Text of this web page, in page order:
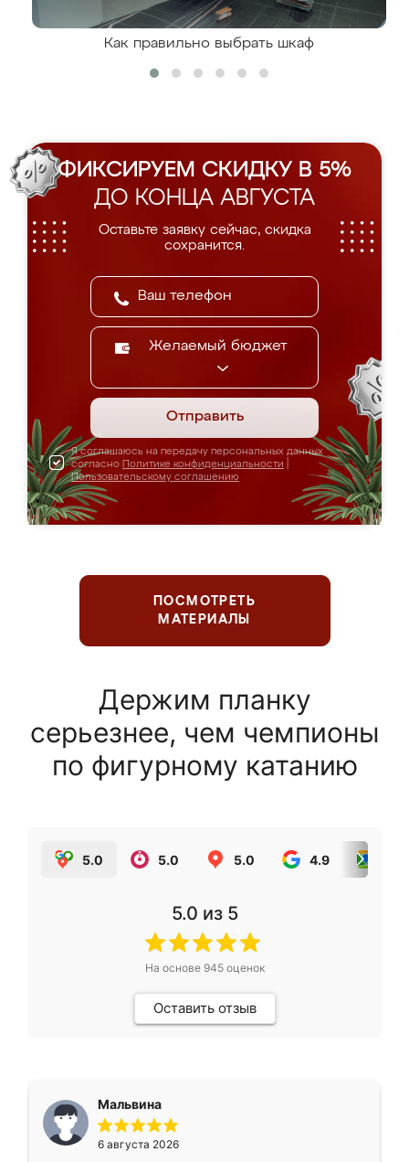
Как правильно выбрать шкаф
ФИКСИРУЕМ СКИДКУ В 5%
ДО КОНЦА АВГУСТА
Оставьте заявку сейчас, скидка
сохранится.
Желаемый бюджет
Отправить
Я соглашаюсь на передачу персональных данных
согласно Политике конфиденциальности
Пользовательскому соглашению
ПОСМОТРЕТЬ
МАТЕРИАЛЫ
Держим планку
серьезнее, чем чемпионы
по фигурному катанию
5.0 5.0 5.0 4.9
5.0 из 5
На основе 945оценок
Оставить отзыв
Мальвина
6 августа 2026